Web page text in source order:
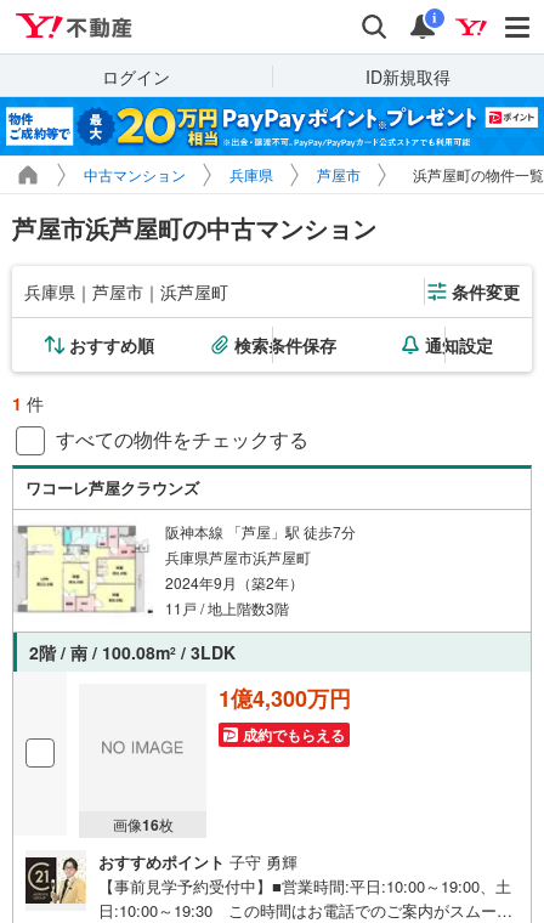
検索 通知
i
ログイン ID新規取得
中古マンション 兵庫県 芦屋市 浜芦屋町の物件一覧
芦屋市浜芦屋町の中古マンション
兵庫県｜芦屋市｜浜芦屋町 条件変更
おすすめ順 検索条件保存 通知設定
1 件
すべての物件をチェックする
ワコーレ芦屋クラウンズ
阪神本線 「芦屋」駅 徒歩7分
兵庫県芦屋市浜芦屋町
2024年9月（築2年）
11戸 / 地上階数3階
2階 / 南 / 100.08m2 / 3LDK
画像16枚
1億4,300万円
成約でもらえる
おすすめポイント 子守 勇輝
【事前見学予約受付中】■営業時間:平日:10:00～19:00、土
日:10:00～19:30 この時間はお電話でのご案内がスムーズ